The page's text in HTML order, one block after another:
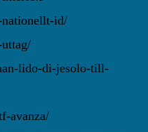
nationellt-id/
lido-di-jesolo-till-
avanza/